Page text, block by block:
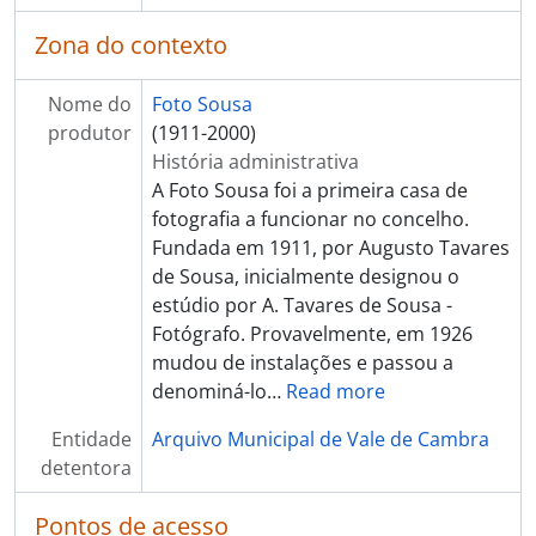
[Documento simples] Retrato de grupo
[Documento simples] Retrato de grupo
[Documento simples] Grupo familiar
[Documento simples] Retrato de grupo
[Documento simples] Grupo familiar
[Documento simples] Retrato de grupo juntamente com o Comendador Luíz Bernardo de Almeida
[Documento simples] Retrato de grupo
[Documento simples] Grupo familiar
[Documento simples] Retrato de grupo
[Documento simples] Grupo familiar
[Documento simples] Grupo familiar
[Documento simples] Almoço festivo na casa do Sr. Campos
[Documento simples] Retrato de mulheres com vestuário regional
[Documento simples] Retrato de grupo
[Documento simples] Retrato de grupo
[Documento simples] Retrato de crianças com vestuário de fantasia
Zona do contexto
Nome do
produtor
Foto Sousa
(1911-2000)
História administrativa
A Foto Sousa foi a primeira casa de
fotografia a funcionar no concelho.
Fundada em 1911, por Augusto Tavares
de Sousa, inicialmente designou o
estúdio por A. Tavares de Sousa -
Fotógrafo. Provavelmente, em 1926
mudou de instalações e passou a
denominá-lo… Read more
Entidade
detentora
Arquivo Municipal de Vale de Cambra
Pontos de acesso